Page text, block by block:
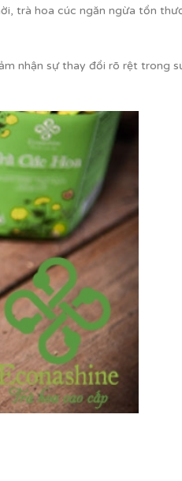
trà hoa cúc ngăn ngừa tổn
nhận sự thay đổi rõ rệt trong